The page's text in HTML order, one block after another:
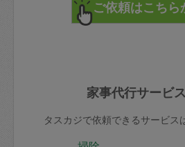
家事代行サービ
タスカジで依頼できるサービス